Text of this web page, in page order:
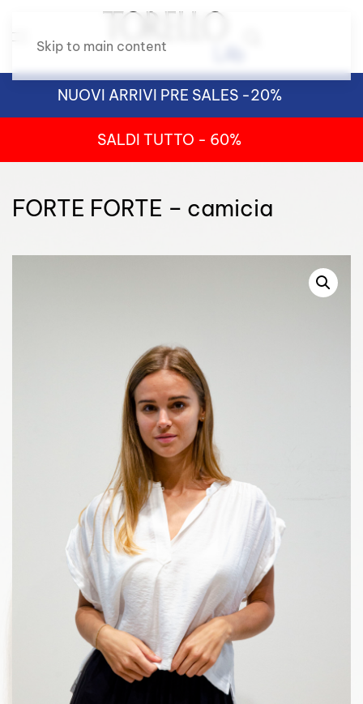
Skip to main content
NUOVI ARRIVI PRE SALES -20%
SALDI TUTTO - 60%
FORTE FORTE – camicia